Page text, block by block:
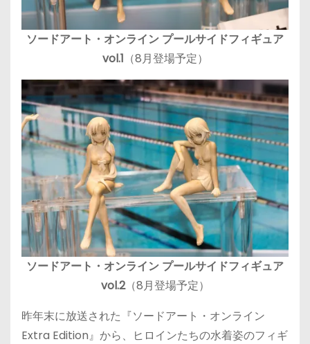
ソードアート・オンライン プールサイドフィギュア
vol.1 （8月登場予定）
ソードアート・オンライン プールサイドフィギュア
vol.2（8月登場予定）
昨年末に放送された『ソードアート・オンライン
Extra Edition』から、ヒロインたちの水着姿のフィギ